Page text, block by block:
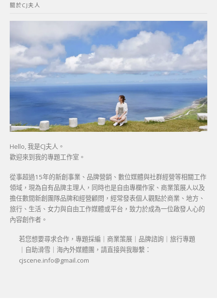
字:
關於CJ夫人
Hello, 我是CJ夫人。
歡迎來到我的專題工作室。
從事超過15年的新創事業、品牌營銷、數位媒體與社群經營等相關工作
領域，現為自有品牌主理人，同時也是自由專欄作家、商業策展人以及
擔任數間新創團隊品牌和經營顧問，經常發表個人觀點於商業、地方、
旅行、生活、女力與自由工作媒體或平台，致力於成為一位啟發人心的
內容創作者。
若您想要尋求合作，專題採編｜商業策展｜品牌諮詢｜旅行專題
｜自助滑雪｜海內外媒體團，請直接與我聯繫：
cjscene.info@gmail.com